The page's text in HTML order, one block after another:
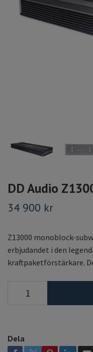
DD Audio
34 900 kr
Z13000 monoblock-
erbjudandet i den
kraftpaketförstärkare.
Dela